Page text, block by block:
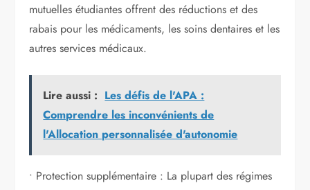
mutuelles étudiantes offrent des réductions et des
rabais pour les médicaments, les soins dentaires et les
autres services médicaux.
Lire aussi : Les défis de l'APA :
Comprendre les inconvénients de
l'Allocation personnalisée d'autonomie
• Protection supplémentaire : La plupart des régimes